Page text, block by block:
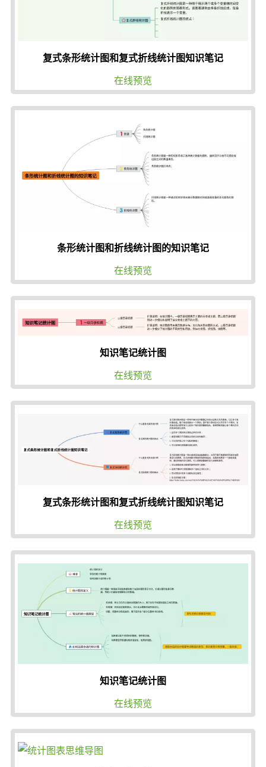
复式条形统计图和复式折线统计图知识笔记
在线预览
条形统计图和折线统计图的知识笔记
在线预览
知识笔记统计图
在线预览
复式条形统计图和复式折线统计图知识笔记
在线预览
知识笔记统计图
在线预览